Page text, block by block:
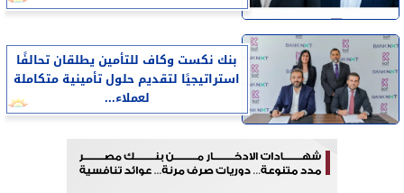
بنك نكست وكاف للتأمين يطلقان تحالفًا
استراتيجيًا لتقديم حلول تأمينية متكاملة
لعملاء...